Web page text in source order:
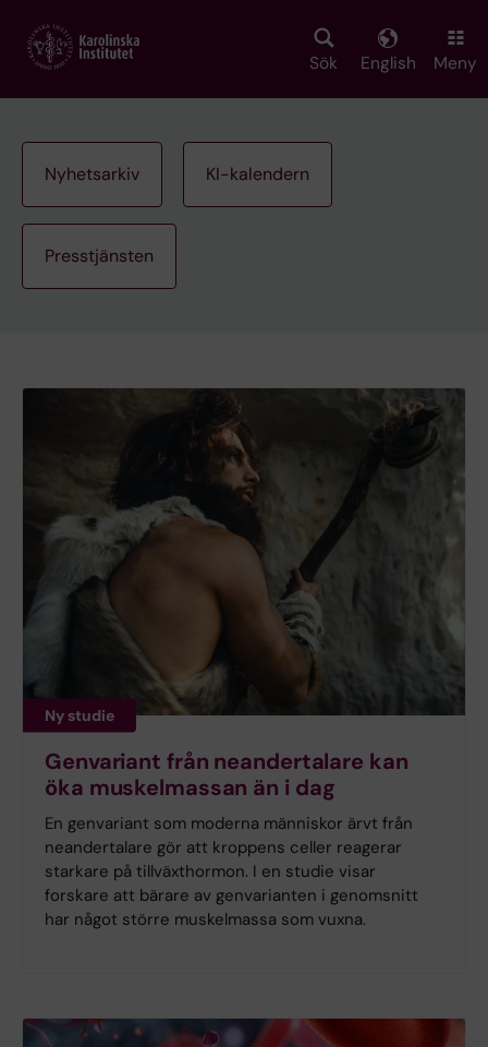
main
Sök English Meny
Nyhetsarkiv KI-kalendern
Presstjänsten
Ny studie
Genvariant från neandertalare kan
öka muskelmassan än i dag
En genvariant som moderna människor ärvt från
neandertalare gör att kroppens celler reagerar
starkare på tillväxthormon. I en studie visar
forskare att bärare av genvarianten i genomsnitt
har något större muskelmassa som vuxna.